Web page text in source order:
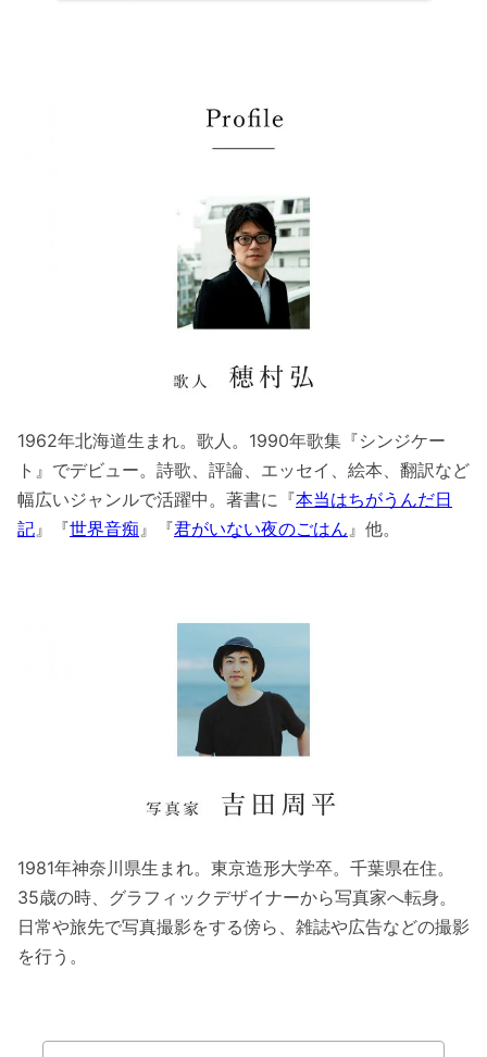
1962年北海道生まれ。歌人。1990年歌集『シンジケー
ト』でデビュー。詩歌、評論、エッセイ、絵本、翻訳など
幅広いジャンルで活躍中。著書に『本当はちがうんだ日
記』『世界音痴』『君がいない夜のごはん』他。
1981年神奈川県生まれ。東京造形大学卒。千葉県在住。
35歳の時、グラフィックデザイナーから写真家へ転身。
日常や旅先で写真撮影をする傍ら、雑誌や広告などの撮影
を行う。